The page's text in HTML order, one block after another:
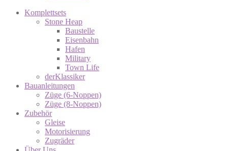
Komplettsets
Stone Heap
Baustelle
Eisenbahn
Hafen
Military
Town Life
derKlassiker
Bauanleitungen
Züge (6-Noppen)
Züge (8-Noppen)
Zubehör
Gleise
Motorisierung
Zugräder